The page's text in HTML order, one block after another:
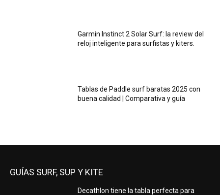
Garmin Instinct 2 Solar Surf: la review del
reloj inteligente para surfistas y kiters.
Tablas de Paddle surf baratas 2025 con
buena calidad | Comparativa y guía
GUÍAS SURF, SUP Y KITE
Decathlon tiene la tabla perfecta para